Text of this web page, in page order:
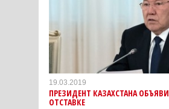
19.03.2019
ПРЕЗИДЕНТ КАЗАХСТАНА
ОТСТАВКЕ